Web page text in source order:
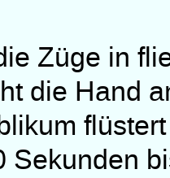
Züge in
die Hand
Sekunden